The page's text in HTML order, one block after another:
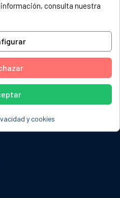
consulta nuestra
y cookies